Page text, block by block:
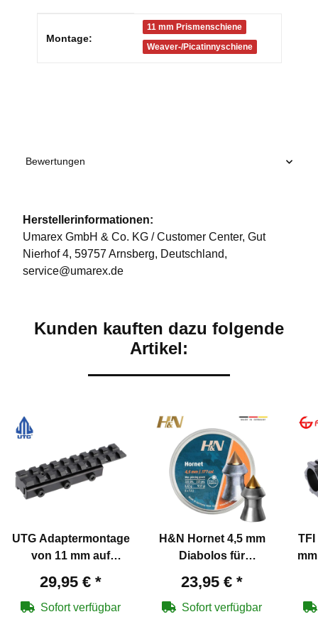
Produkteigenschaft
Montage:
11 mm Prismenschiene
Weaver-/Picatinnyschiene
Bewertungen
Herstellerinformationen:
Umarex GmbH & Co. KG / Customer Center, Gut
Nierhof 4, 59757 Arnsberg, Deutschland,
service@umarex.de
Kunden kauften dazu folgende
Artikel:
UTG Adaptermontage
von 11 mm auf
Stopperstift
29,95 € *
Sofort verfügbar
H&N Hornet 4,5 mm
Diabolos für
23,95 € *
Sofort verfügbar
TFI